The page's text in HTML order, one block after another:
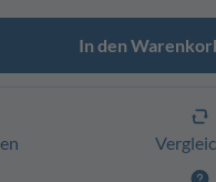
In den